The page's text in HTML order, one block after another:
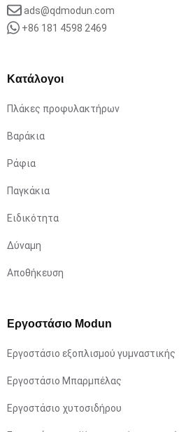
ads@qdmodun.com
+86 181 4598 2469
Κατάλογοι
Πλάκες προφυλακτήρων
Βαράκια
Ράφια
Παγκάκια
Ειδικότητα
Δύναμη
Αποθήκευση
Εργοστάσιο Modun
Εργοστάσιο εξοπλισμού γυμναστικής
Εργοστάσιο Μπαρμπέλας
Εργοστάσιο χυτοσιδήρου